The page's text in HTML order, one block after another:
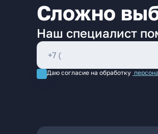
Сложно
Наш специалист
Даю согласие на обработку